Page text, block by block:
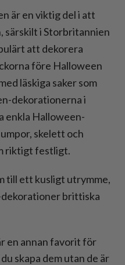
är en viktig del i att
särskilt i Storbritannien
att dekorera
före Halloween
läskiga saker som
dekorationerna i
enkla Halloween-
skelett och
riktigt festligt.
till ett kusligt utrymme,
brittiska
en annan favorit för
skapa dem utan de är